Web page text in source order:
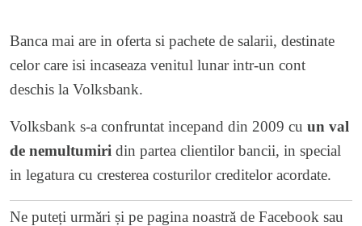
Banca mai are in oferta si pachete de salarii, destinate
celor care isi incaseaza venitul lunar intr-un cont
deschis la Volksbank.
Volksbank s-a confruntat incepand din 2009 cu un val
de nemultumiri din partea clientilor bancii, in special
in legatura cu cresterea costurilor creditelor acordate.
Ne puteți urmări și pe pagina noastră de Facebook sau